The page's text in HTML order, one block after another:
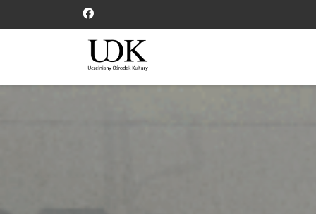
Panel zarządzania plikami cookies